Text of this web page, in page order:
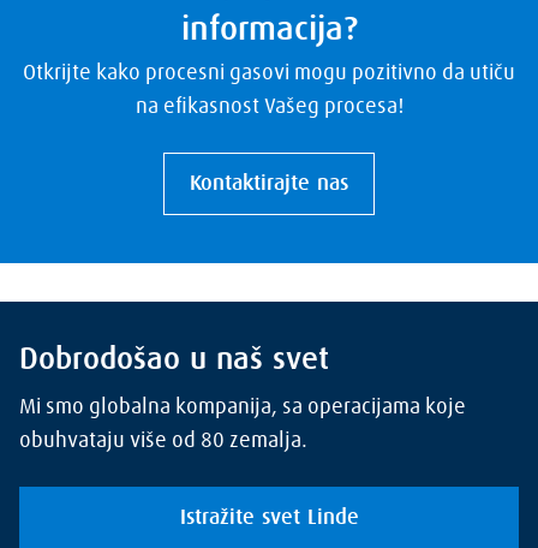
informacija?
Otkrijte kako procesni gasovi mogu pozitivno da utiču
na efikasnost Vašeg procesa!
Kontaktirajte nas
Dobrodošao u naš svet
Mi smo globalna kompanija, sa operacijama koje
obuhvataju više od 80 zemalja.
Istražite svet Linde